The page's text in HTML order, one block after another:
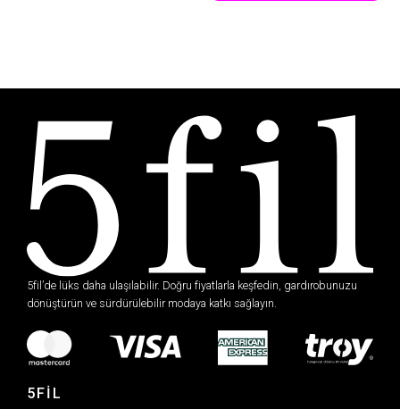
5fil’de lüks daha ulaşılabilir. Doğru fiyatlarla keşfedin, gardırobunuzu
dönüştürün ve sürdürülebilir modaya katkı sağlayın.
5FİL